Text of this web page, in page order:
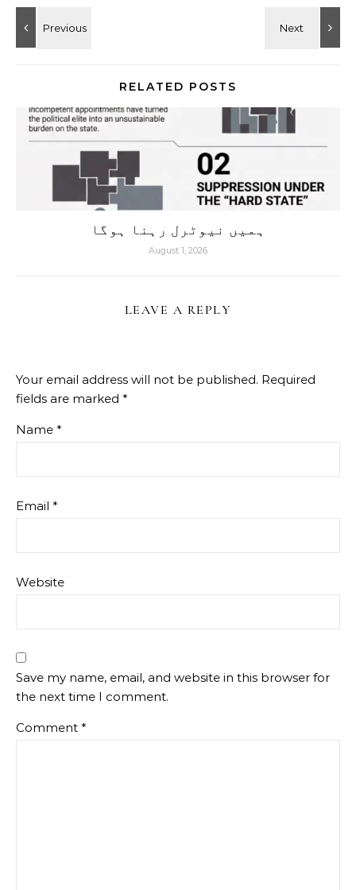
RELATED POSTS
ہمیں نیوٹرل رہنا ہوگا
August 1, 2026
LEAVE A REPLY
Your email address will not be published. Required
fields are marked *
Name *
Email *
Website
Save my name, email, and website in this browser for
the next time I comment.
Comment *